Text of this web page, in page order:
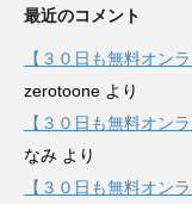
最近のコメント
【３０日も無料オン
zerotoone より
【３０日も無料オン
なみ より
【３０日も無料オン